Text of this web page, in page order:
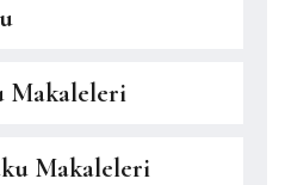
Makaleleri
Makaleleri